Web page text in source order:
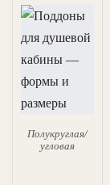
Полукруглая/
угловая